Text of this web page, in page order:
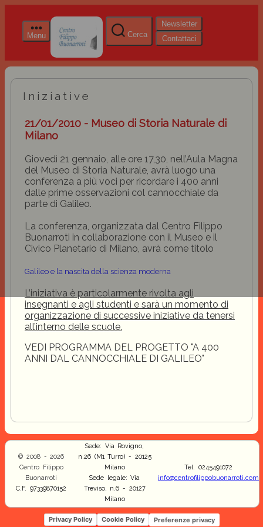
Menu Cerca
Newsletter
Contattaci
Iniziative
21/01/2010 - Museo di Storia Naturale di
Milano
Giovedì 21 gennaio, alle ore 17,30, nell’Aula Magna
del Museo di Storia Naturale, avrà luogo una
conferenza a più voci per ricordare i 400 anni
dalle prime osservazioni col cannocchiale da
parte di Galileo.
La conferenza, organizzata dal Centro Filippo
Buonarroti in collaborazione con il Museo e il
Civico Planetario di Milano, avrà come titolo
Galileo e la nascita della scienza moderna
L’iniziativa è particolarmente rivolta agli
insegnanti e agli studenti e sarà un momento di
organizzazione di successive iniziative da tenersi
all’interno delle scuole.
VEDI PROGRAMMA DEL PROGETTO "A 400
ANNI DAL CANNOCCHIALE DI GALILEO"
© 2008 - 2026
Centro Filippo
Buonarroti
C.F. 97339870152
Sede: Via Rovigno,
n.26 (M1 Turro) - 20125
Milano
Sede legale: Via
Treviso, n.6 - 20127
Milano
Tel. 0245491072
info@centrofilippobuonarroti.com
Privacy Policy Cookie Policy Preferenze privacy